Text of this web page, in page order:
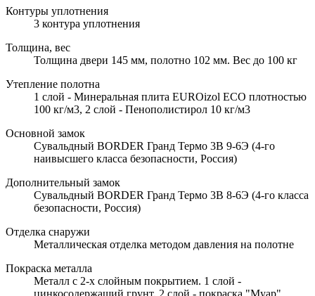
Контуры уплотнения
3 контура уплотнения
Толщина, вес
Толщина двери 145 мм, полотно 102 мм. Вес до 100 кг
Утепление полотна
1 слой - Минеральная плита EUROizol ECO плотностью
100 кг/м3, 2 слой - Пенополистирол 10 кг/м3
Основной замок
Сувальдный BORDER Гранд Термо 3В 9-6Э (4-го
наивысшего класса безопасности, Россия)
Дополнительный замок
Сувальдный BORDER Гранд Термо 3В 8-6Э (4-го класса
безопасности, Россия)
Отделка снаружи
Металлическая отделка методом давления на полотне
Покраска металла
Металл с 2-х слойным покрытием. 1 слой -
цинкосодержащий грунт, 2 слой - покраска "Муар"